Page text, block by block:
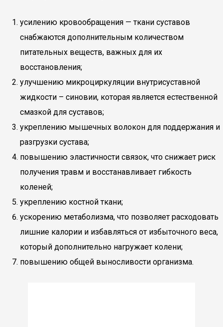
усилению кровообращения — ткани суставов
снабжаются дополнительным количеством
питательных веществ, важных для их
восстановления;
улучшению микроциркуляции внутрисуставной
жидкости – синовии, которая является естественной
смазкой для суставов;
укреплению мышечных волокон для поддержания и
разгрузки сустава;
повышению эластичности связок, что снижает риск
получения травм и восстанавливает гибкость
коленей;
укреплению костной ткани;
ускорению метаболизма, что позволяет расходовать
лишние калории и избавляться от избыточного веса,
который дополнительно нагружает колени;
повышению общей выносливости организма.